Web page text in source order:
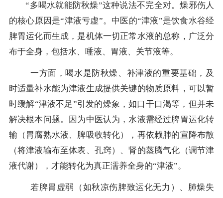
“多喝水就能防秋燥”这种说法不完全对。燥邪伤人
的核心原因是“津液亏虚”。中医的“津液”是饮食水谷经
脾胃运化而生成，是机体一切正常水液的总称，广泛分
布于全身，包括水、唾液、胃液、关节液等。
一方面，喝水是防秋燥、补津液的重要基础，及
时适量补水能为津液生成提供关键的物质原料，可以暂
时缓解“津液不足”引发的燥象，如口干口渴等，但并未
解决根本问题。因为中医认为，水液需经过脾胃运化转
输（胃腐熟水液、脾吸收转化），再依赖肺的宣降布散
（将津液输布至体表、孔窍）、肾的蒸腾气化（调节津
液代谢），才能转化为真正濡养全身的“津液”。
若脾胃虚弱（如秋凉伤脾致运化无力）、肺燥失